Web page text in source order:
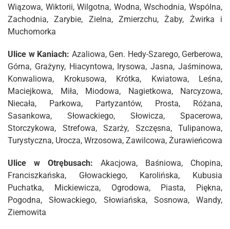
Wiązowa, Wiktorii, Wilgotna, Wodna, Wschodnia, Wspólna,
Zachodnia, Zarybie, Zielna, Zmierzchu, Żaby, Żwirka i
Muchomorka
Ulice w Kaniach: Azaliowa, Gen. Hedy-Szarego, Gerberowa,
Górna, Grażyny, Hiacyntowa, Irysowa, Jasna, Jaśminowa,
Konwaliowa, Krokusowa, Krótka, Kwiatowa, Leśna,
Maciejkowa, Miła, Miodowa, Nagietkowa, Narcyzowa,
Niecała, Parkowa, Partyzantów, Prosta, Różana,
Sasankowa, Słowackiego, Słowicza, Spacerowa,
Storczykowa, Strefowa, Szarży, Szczęsna, Tulipanowa,
Turystyczna, Urocza, Wrzosowa, Zawilcowa, Żurawieńcowa
Ulice w Otrębusach: Akacjowa, Baśniowa, Chopina,
Franciszkańska, Głowackiego, Karolińska, Kubusia
Puchatka, Mickiewicza, Ogrodowa, Piasta, Piękna,
Pogodna, Słowackiego, Słowiańska, Sosnowa, Wandy,
Ziemowita